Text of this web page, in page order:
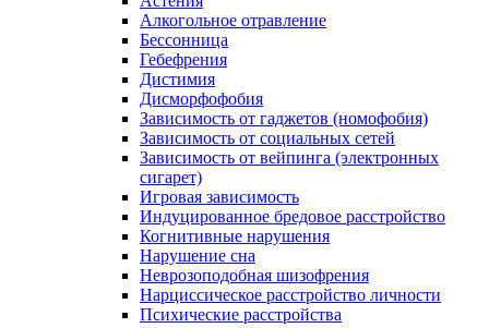
Алкогольное отравление
Бессонница
Гебефрения
Дистимия
Дисморфофобия
Зависимость от гаджетов (номофобия)
Зависимость от социальных сетей
Зависимость от вейпинга (электронных
сигарет)
Игровая зависимость
Индуцированное бредовое расстройство
Когнитивные нарушения
Нарушение сна
Неврозоподобная шизофрения
Нарциссическое расстройство личности
Психические расстройства